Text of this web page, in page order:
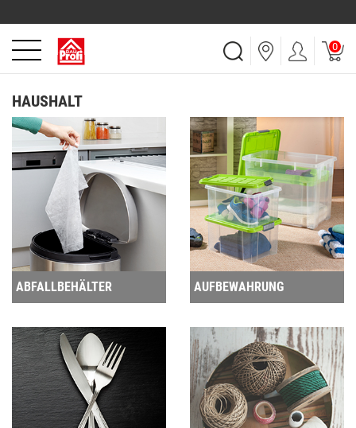
0
HAUSHALT
ABFALLBEHÄLTER AUFBEWAHRUNG